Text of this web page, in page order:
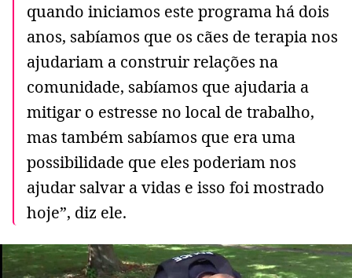
quando iniciamos este programa há dois
anos, sabíamos que os cães de terapia nos
ajudariam a construir relações na
comunidade, sabíamos que ajudaria a
mitigar o estresse no local de trabalho,
mas também sabíamos que era uma
possibilidade que eles poderiam nos
ajudar salvar a vidas e isso foi mostrado
hoje”, diz ele.